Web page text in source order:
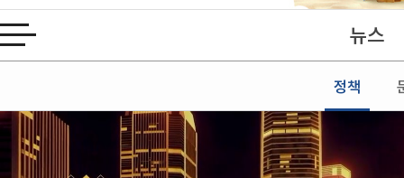
전체메뉴 열기 뉴스
정책